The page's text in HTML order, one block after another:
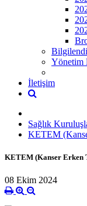
Yönetim
İletişim
Sağlık
KETEM
KETEM (Kanser Erken
08 Ekim 2024